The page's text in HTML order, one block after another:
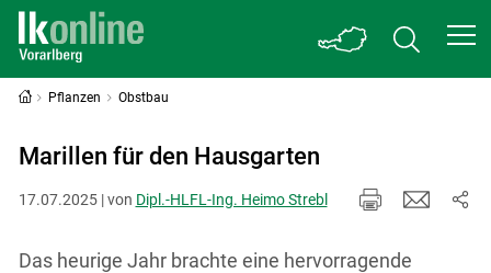
Pflanzen Obstbau
Marillen für den Hausgarten
17.07.2025 | von Dipl.-HLFL-Ing. Heimo Strebl
Das heurige Jahr brachte eine hervorragende